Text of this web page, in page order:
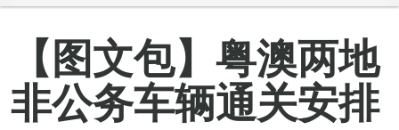
【图文包】粤澳两地
非公务车辆通关安排